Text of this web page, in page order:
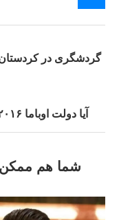
گردشگری در
آیا دولت اوباما ۲۰۱۶ روایت دخالت روسیه را جعل کرد؟
شما هم